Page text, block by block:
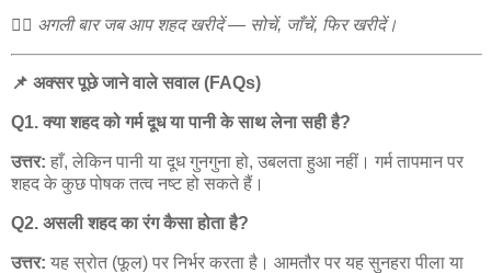
🙋‍♂️ अगली बार जब आप शहद खरीदें— सोचें, जाँचें, फिर खरीदें।
📌 अक्सर पूछे जाने वाले सवाल(FAQs)
Q1.क्या शहद को गर्म दूध या पानी के साथ लेना सही है?
उत्तर: हाँ, लेकिन पानी या दूध गुनगुना हो, उबलता हुआ नहीं। गर्म तापमान पर
शहद के कुछ पोषक तत्व नष्ट हो सकते हैं।
Q2. असली शहद का रंग कैसा होता है?
उत्तर: यह स्रोत(फूल) पर निर्भर करता है। आमतौर पर यह सुनहरा पीला या